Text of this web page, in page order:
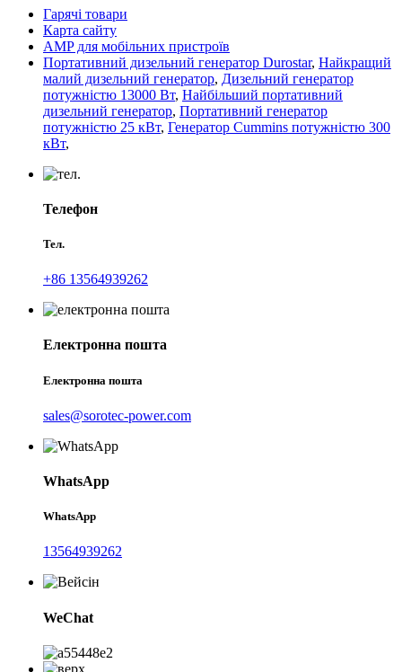
Гарячі товари
Карта сайту
AMP для мобільних пристроїв
Портативний дизельний генератор Durostar, Найкращий
малий дизельний генератор, Дизельний генератор
потужністю 13000 Вт, Найбільший портативний
дизельний генератор, Портативний генератор
потужністю 25 кВт, Генератор Cummins потужністю 300
кВт,
Телефон
Тел.
+86 13564939262
Електронна пошта
Електронна пошта
sales@sorotec-power.com
WhatsApp
WhatsApp
13564939262
WeChat